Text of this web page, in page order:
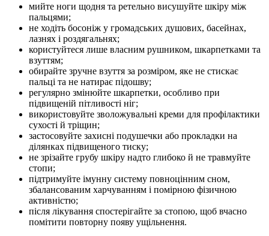
мийте ноги щодня та ретельно висушуйте шкіру між
пальцями;
не ходіть босоніж у громадських душових, басейнах,
лазнях і роздягальнях;
користуйтеся лише власним рушником, шкарпетками та
взуттям;
обирайте зручне взуття за розміром, яке не стискає
пальці та не натирає підошву;
регулярно змінюйте шкарпетки, особливо при
підвищеній пітливості ніг;
використовуйте зволожувальні креми для профілактики
сухості й тріщин;
застосовуйте захисні подушечки або прокладки на
ділянках підвищеного тиску;
не зрізайте грубу шкіру надто глибоко й не травмуйте
стопи;
підтримуйте імунну систему повноцінним сном,
збалансованим харчуванням і помірною фізичною
активністю;
після лікування спостерігайте за стопою, щоб вчасно
помітити повторну появу ущільнення.